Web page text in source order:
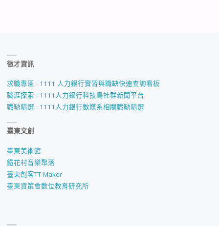
徵才資訊
求職專區 : 1111 人力銀行實習與職缺快速查詢看板
職涯探索 : 1111人力銀行科技島社群新聞平台
職缺精選 : 1111人力銀行數媒系相關職缺精選
臺東文創
臺東美術館
鐵花村音樂聚落
臺東創客TT Maker
臺東資策會數位教育研究所